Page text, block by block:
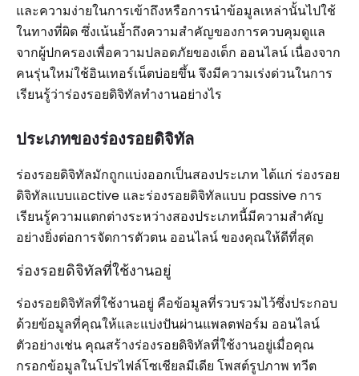
และความง่ายในการเข้าถึงหรือการนำข้อมูลเหล่านั้นไปใช้
ในทางที่ผิด ซึ่งเน้นย้ำถึงความสำคัญของการควบคุมดูแล
จากผู้ปกครองเพื่อความปลอดภัยของเด็ก ออนไลน์ เนื่องจาก
คนรุ่นใหม่ใช้อินเทอร์เน็ตบ่อยขึ้น จึงมีความเร่งด่วนในการ
เรียนรู้ว่าร่องรอยดิจิทัลทำงานอย่างไร
ประเภทของร่องรอยดิจิทัล
ร่องรอยดิจิทัลมักถูกแบ่งออกเป็นสองประเภท ได้แก่ ร่องรอย
ดิจิทัลแบบแอctive และร่องรอยดิจิทัลแบบ passive การ
เรียนรู้ความแตกต่างระหว่างสองประเภทนี้มีความสำคัญ
อย่างยิ่งต่อการจัดการตัวตน ออนไลน์ ของคุณให้ดีที่สุด
ร่องรอยดิจิทัลที่ใช้งานอยู่
ร่องรอยดิจิทัลที่ใช้งานอยู่ คือข้อมูลที่รวบรวมไว้ซึ่งประกอบ
ด้วยข้อมูลที่คุณให้และแบ่งปันผ่านแพลตฟอร์ม ออนไลน์
ตัวอย่างเช่น คุณสร้างร่องรอยดิจิทัลที่ใช้งานอยู่เมื่อคุณ
กรอกข้อมูลในโปรไฟล์โซเชียลมีเดีย โพสต์รูปภาพ ทวีต